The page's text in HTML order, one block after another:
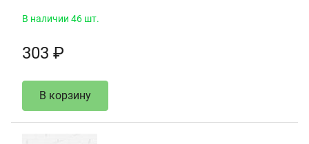
В наличии 46 шт.
303 ₽
В корзину